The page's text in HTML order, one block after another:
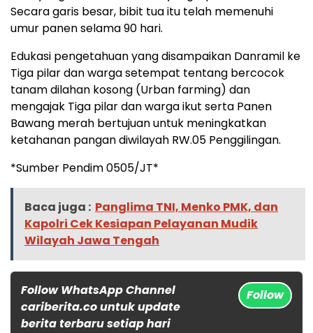
Secara garis besar, bibit tua itu telah memenuhi
umur panen selama 90 hari.
Edukasi pengetahuan yang disampaikan Danramil ke
Tiga pilar dan warga setempat tentang bercocok
tanam dilahan kosong (Urban farming) dan
mengajak Tiga pilar dan warga ikut serta Panen
Bawang merah bertujuan untuk meningkatkan
ketahanan pangan diwilayah RW.05 Penggilingan.
*Sumber Pendim 0505/JT*
Baca juga : Panglima TNI, Menko PMK, dan
Kapolri Cek Kesiapan Pelayanan Mudik
Wilayah Jawa Tengah
Follow WhatsApp Channel
cariberita.co untuk update
berita terbaru setiap hari
Follow